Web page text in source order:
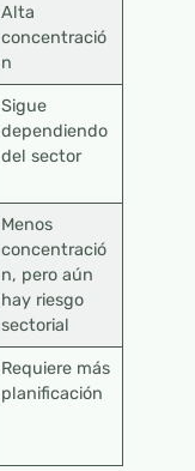
Alta
concentració
n
Sigue
dependiendo
del sector
Menos
concentració
n, pero aún
hay riesgo
sectorial
Requiere más
planificación